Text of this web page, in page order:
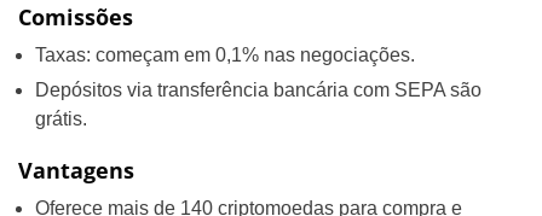
Comissões
Taxas: começam em 0,1% nas negociações.
Depósitos via transferência bancária com SEPA são
grátis.
Vantagens
Oferece mais de 140 criptomoedas para compra e